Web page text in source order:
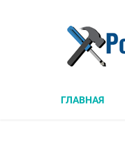
ГЛАВНАЯ